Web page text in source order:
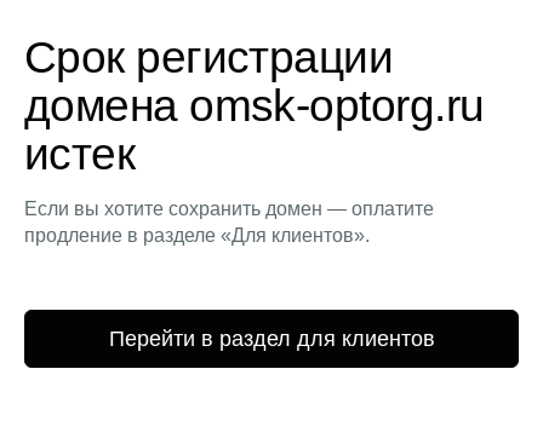
Срок регистрации
домена omsk-optorg.ru
истек
Если вы хотите сохранить домен — оплатите
продление в разделе «Для клиентов».
Перейти в раздел для клиентов